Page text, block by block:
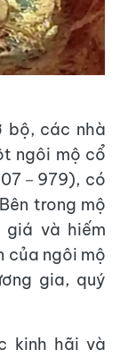
bộ, các nhà
ngôi mộ cổ
－979), có
trong mộ
và hiếm
của ngôi mộ
gia, quý
kinh hãi và